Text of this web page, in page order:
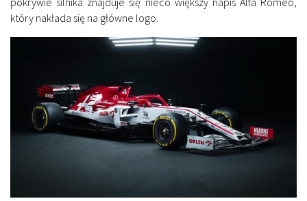
który nakłada się na główne logo.